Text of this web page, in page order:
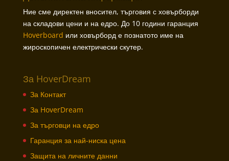
Ние сме директен вносител, търговия с ховърборди
на складови цени и на едро. До 10 години гаранция
Hoverboard или ховърборд е познатото име на
жироскопичен електрически скутер.
За HoverDream
За Контакт
За HoverDream
За търговци на едро
Гаранция за най-ниска цена
Защита на личните данни